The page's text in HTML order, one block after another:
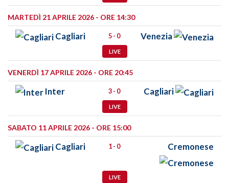
MARTEDÌ 21 APRILE 2026 - ORE 14:30
Cagliari 5 - 0 Venezia
LIVE
VENERDÌ 17 APRILE 2026 - ORE 20:45
Inter 3 - 0 Cagliari
LIVE
SABATO 11 APRILE 2026 - ORE 15:00
Cagliari 1 - 0 Cremonese
LIVE